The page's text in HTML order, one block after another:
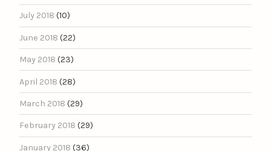
July 2018 (10)
June 2018 (22)
May 2018 (23)
April 2018 (28)
March 2018 (29)
February 2018 (29)
January 2018 (36)